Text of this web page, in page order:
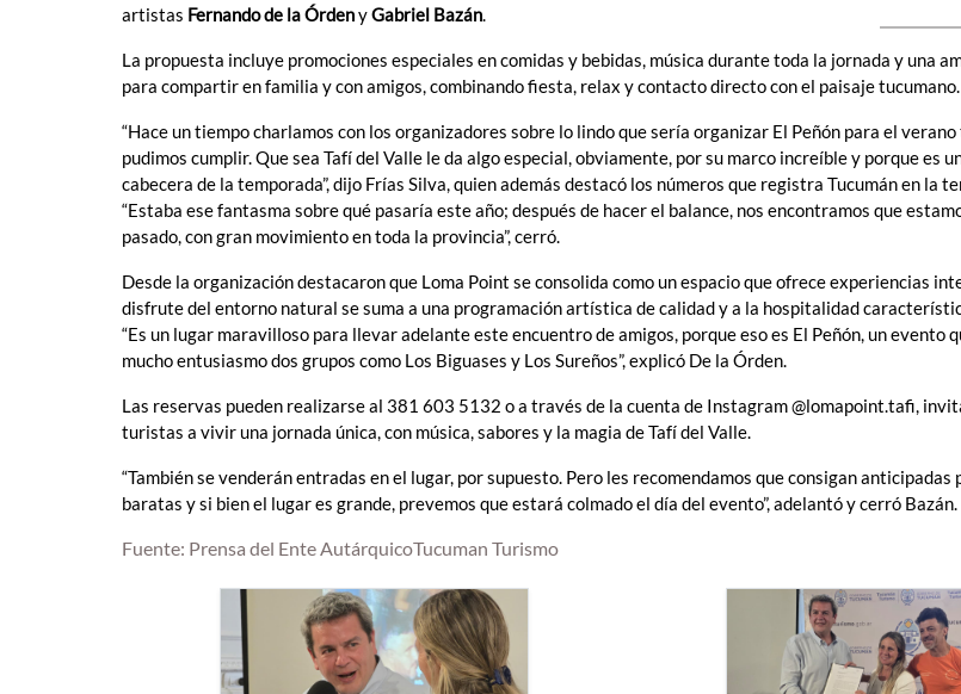
artistas Fernando de la ÓrdenyGabriel Bazán.
La propuesta incluye promociones especiales en comidas y bebidas, música durante toda la jornada y una
para compartir en familia y con amigos, combinando fiesta, relax y contacto directo con el paisaje tucumano.
“Hace un tiempo charlamos con los organizadores sobre lo lindo que sería organizar El Peñón para el
pudimos cumplir. Que sea Tafí del Valle le da algo especial, obviamente, por su marco increíble y porque es
cabecera de la temporada”, dijo Frías Silva, quien además destacó los números que registra Tucumán en la
“Estaba ese fantasma sobre qué pasaría este año; después de hacer el balance, nos encontramos que
pasado, con gran movimiento en toda la provincia”, cerró.
Desde la organización destacaron que Loma Point se consolida como un espacio que ofrece experiencias
disfrute del entorno natural se suma a una programación artística de calidad y a la hospitalidad
“Es un lugar maravilloso para llevar adelante este encuentro de amigos, porque eso es El Peñón, un evento
mucho entusiasmo dos grupos como Los Biguases y Los Sureños”, explicó De la Órden.
Las reservas pueden realizarse al 381 603 5132 o a través de la cuenta de Instagram @lomapoint.tafi,
turistas a vivir una jornada única, con música, sabores y la magia de Tafí del Valle.
“También se venderán entradas en el lugar, por supuesto. Pero les recomendamos que consigan anticipadas
baratas y si bien el lugar es grande, prevemos que estará colmado el día del evento”, adelantó y cerró Bazán.
Fuente: Prensa del Ente AutárquicoTucuman Turismo